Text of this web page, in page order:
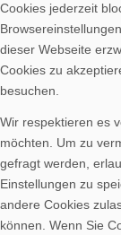
Menü
Cookies jederzeit
dieser Webseite
Cookies zu
besuchen.
Wir respektieren es
möchten. Um zu
gefragt werden,
Einstellungen zu
andere Cookies
können. Wenn Sie